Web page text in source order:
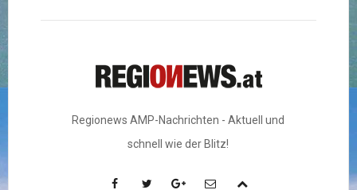
Regionews AMP-Nachrichten - Aktuell und
schnell wie der Blitz!